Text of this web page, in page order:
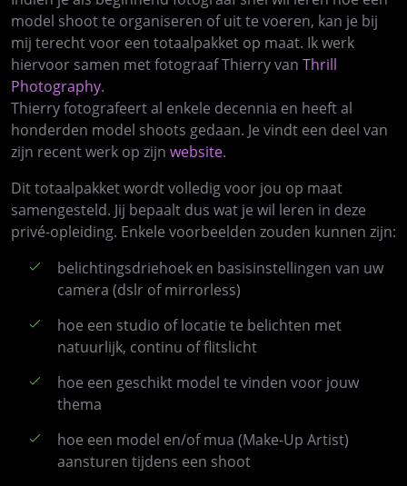
model shoot te organiseren of uit te voeren, kan je bij
mij terecht voor een totaalpakket op maat. Ik werk
hiervoor samen met fotograaf Thierry van Thrill
Photography.
Thierry fotografeert al enkele decennia en heeft al
honderden model shoots gedaan. Je vindt een deel van
zijn recent werk op zijn website.
Dit totaalpakket wordt volledig voor jou op maat
samengesteld. Jij bepaalt dus wat je wil leren in deze
privé-opleiding. Enkele voorbeelden zouden kunnen zijn:
belichtingsdriehoek en basisinstellingen van uw
camera (dslr of mirrorless)
hoe een studio of locatie te belichten met
natuurlijk, continu of flitslicht
hoe een geschikt model te vinden voor jouw
thema
hoe een model en/of mua (Make-Up Artist)
aansturen tijdens een shoot